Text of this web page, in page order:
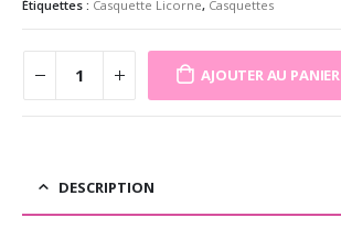
Étiquettes : Casquette Licorne, Casquettes
AJOUTER AU PANIER
DESCRIPTION